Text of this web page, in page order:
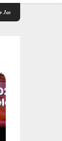
Kasus Dugaan